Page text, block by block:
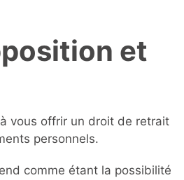
et
vous offrir un droit de retrait
personnels.
comme étant la possibilité